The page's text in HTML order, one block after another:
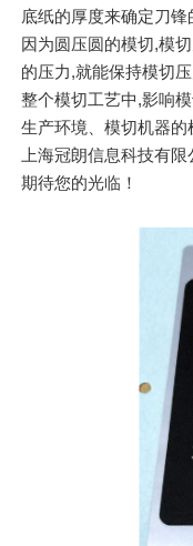
底纸的厚度来确定刀锋
因为圆压圆的模切,模
的压力,就能保持模切
整个模切工艺中,影响
生产环境、模切机器的
上海冠朗信息科技有限
期待您的光临！